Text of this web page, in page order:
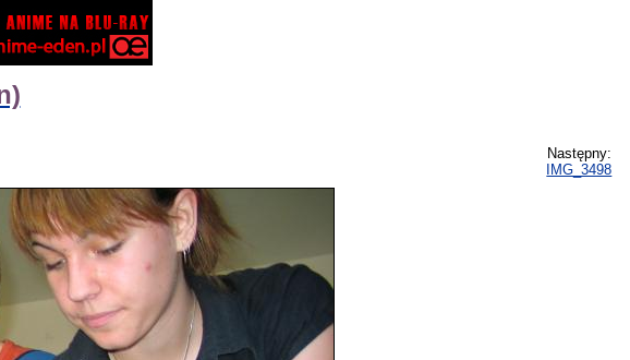
Następny:
IMG_3498